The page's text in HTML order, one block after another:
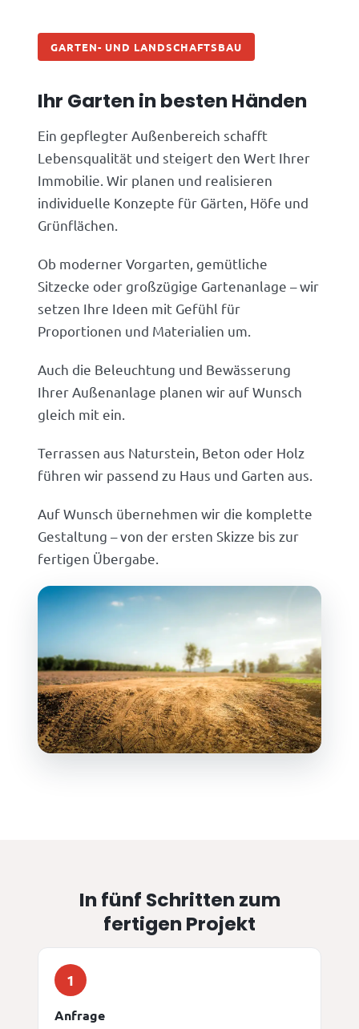
GARTEN- UND LANDSCHAFTSBAU
Ihr Garten in besten Händen
Ein gepflegter Außenbereich schafft
Lebensqualität und steigert den Wert Ihrer
Immobilie. Wir planen und realisieren
individuelle Konzepte für Gärten, Höfe und
Grünflächen.
Ob moderner Vorgarten, gemütliche
Sitzecke oder großzügige Gartenanlage – wir
setzen Ihre Ideen mit Gefühl für
Proportionen und Materialien um.
Auch die Beleuchtung und Bewässerung
Ihrer Außenanlage planen wir auf Wunsch
gleich mit ein.
Terrassen aus Naturstein, Beton oder Holz
führen wir passend zu Haus und Garten aus.
Auf Wunsch übernehmen wir die komplette
Gestaltung – von der ersten Skizze bis zur
fertigen Übergabe.
In fünf Schritten zum
fertigen Projekt
1
Anfrage